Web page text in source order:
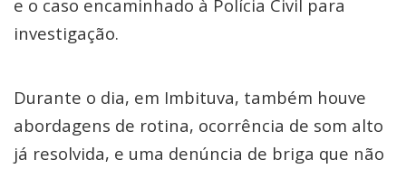
e o caso encaminhado à Polícia Civil para
investigação.
Durante o dia, em Imbituva, também houve
abordagens de rotina, ocorrência de som alto
já resolvida, e uma denúncia de briga que não